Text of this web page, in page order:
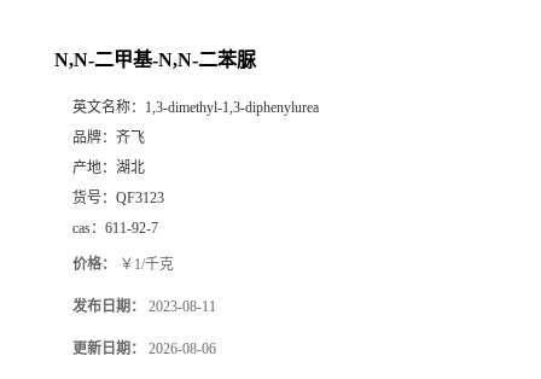
系
N,N-二甲基-N,N-二苯脲
英文名称： 1,3-dimethyl-1,3-diphenylurea
品牌： 齐飞
产地： 湖北
货号： QF3123
cas： 611-92-7
价格： ￥1/千克
发布日期： 2023-08-11
更新日期： 2026-08-06